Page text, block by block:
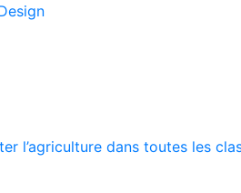
l’agriculture dans toutes les